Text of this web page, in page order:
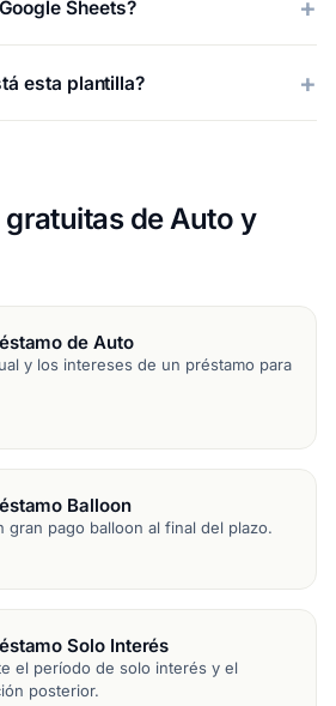
Sheets?
esta plantilla?
de Auto y
de Auto
y los intereses de un préstamo para
Balloon
gran pago balloon al final del plazo.
Solo Interés
el período de solo interés y el
posterior.